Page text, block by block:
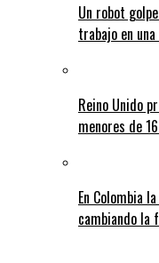
Un robot
trabajo en
Reino Unido
menores de
En Colombia
cambiando la